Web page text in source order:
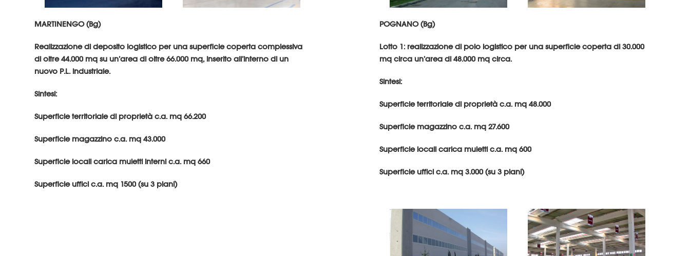
MARTINENGO (Bg)
Realizzazione di deposito logistico per una superficie coperta complessiva
di oltre 44.000 mq su un’area di oltre 66.000 mq, inserito all’interno di un
nuovo P.L. industriale.
Sintesi:
Superficie territoriale di proprietà c.a. mq 66.200
Superficie magazzino c.a. mq 43.000
Superficie locali carica muletti interni c.a. mq 660
Superficie uffici c.a. mq 1500 (su 3 piani)
POGNANO (Bg)
Lotto 1: realizzazione di polo logistico per una superficie coperta di 30.000
mq circa un’area di 48.000 mq circa.
Sintesi:
Superficie territoriale di proprietà c.a. mq 48.000
Superficie magazzino c.a. mq 27.600
Superficie locali carica muletti c.a. mq 600
Superficie uffici c.a. mq 3.000 (su 3 piani)